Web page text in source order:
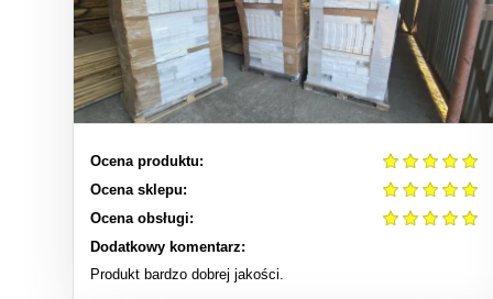
Ocena produktu:
Ocena sklepu:
Ocena obsługi:
Dodatkowy komentarz:
Produkt bardzo dobrej jakości.